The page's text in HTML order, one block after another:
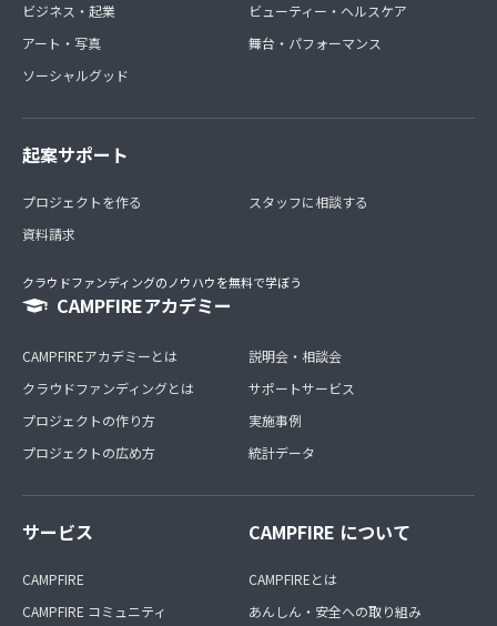
ビジネス・起業
アート・写真
ソーシャルグッド
ビューティー・ヘルスケア
舞台・パフォーマンス
起案サポート
プロジェクトを作る
資料請求
スタッフに相談する
クラウドファンディングのノウハウを無料で学ぼう
CAMPFIREアカデミー
CAMPFIREアカデミーとは
クラウドファンディングとは
プロジェクトの作り方
プロジェクトの広め方
説明会・相談会
サポートサービス
実施事例
統計データ
サービス
CAMPFIRE
CAMPFIRE コミュニティ
CAMPFIRE について
CAMPFIREとは
あんしん・安全への取り組み